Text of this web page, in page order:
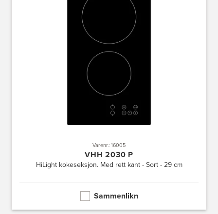
Varenr.: 16005
VHH 2030 P
HiLight kokeseksjon. Med rett kant - Sort - 29 cm
Sammenlikn